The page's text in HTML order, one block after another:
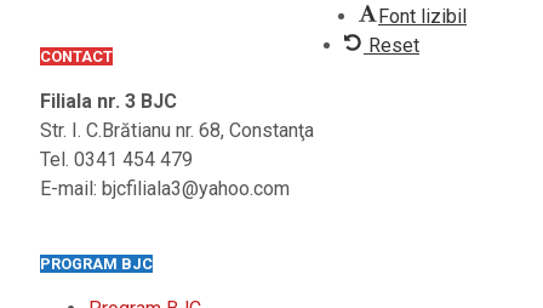
CONTACT
Filiala nr. 3 BJC
Str. I. C.Brătianu nr. 68, Constanţa
Tel. 0341 454 479
E-mail: bjcfiliala3@yahoo.com
PROGRAM BJC
Font lizibil
Reset